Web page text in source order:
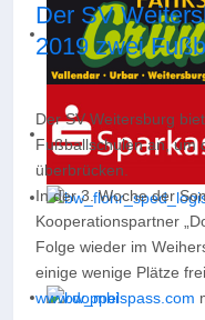
Der SV
2019 zwei
Der SV Weitersburg
Fußballschulen an, um
überbrücken.
In der 3. Woche der
Kooperationspartner
Folge wieder im
einige wenige Plätze
www.doppelspass.com